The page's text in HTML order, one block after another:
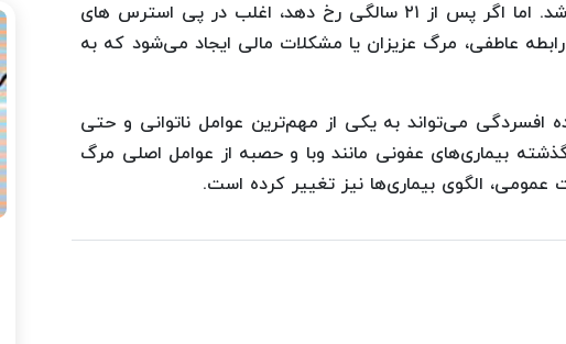
است علایم عمیق‌تر و درمان دشوارتری داشته باشد. اما اگر پس از ۲۱ سالگی رخ دهد، اغلب در پی استرس های
عاطفی، مرگ عزیزان یا مشکلات مالی ایجاد می‌شود که به
افسردگی می‌تواند به یکی از مهم‌ترین عوامل ناتوانی و حتی
بیماری‌های عفونی مانند وبا و حصبه از عوامل اصلی مرگ
الگوی بیماری‌ها نیز تغییر کرده است.